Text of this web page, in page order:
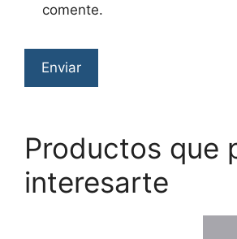
comente.
Productos que
interesarte